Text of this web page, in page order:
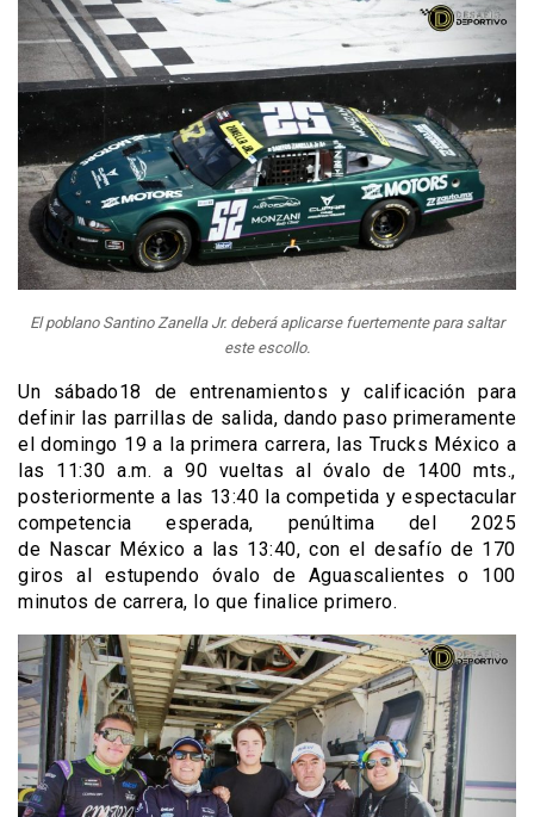
El poblano Santino Zanella Jr. deberá aplicarse fuertemente para saltar
este escollo.
Un sábado18 de entrenamientos y calificación para
definir las parrillas de salida, dando paso primeramente
el domingo 19 a la primera carrera, las Trucks México a
las 11:30 a.m. a 90 vueltas al óvalo de 1400 mts.,
posteriormente a las 13:40 la competida y espectacular
competencia esperada, penúltima del 2025
de Nascar México a las 13:40, con el desafío de 170
giros al estupendo óvalo de Aguascalientes o 100
minutos de carrera, lo que finalice primero.